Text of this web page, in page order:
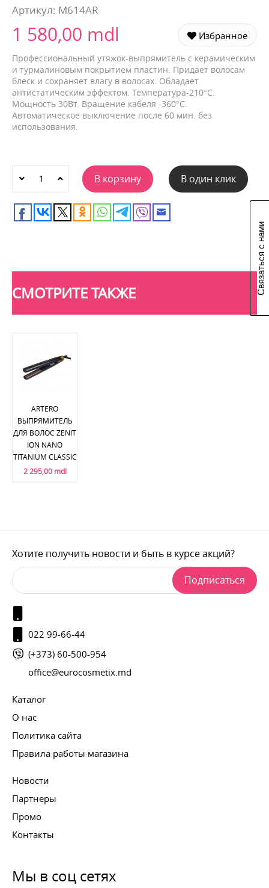
Связаться с нами
Артикул: M614AR
1 580,00 mdl Избранное
Профессиональный утяжок-выпрямитель с керамическим
и турмалиновым покрытием пластин. Придает волосам
блеск и сохраняет влагу в волосах. Обладает
антистатическим эффектом. Температура-210°С.
Мощность 30Вт. Вращение кабеля -360°С.
Автоматическое выключение после 60 мин. без
использования.
В корзину В один клик
СМОТРИТЕ ТАКЖЕ
ARTERO
ВЫПРЯМИТЕЛЬ
ДЛЯ ВОЛОС ZENIT
ION NANO
TITANIUM CLASSIC
2 295,00 mdl
Хотите получить новости и быть в курсе акций?
Подписаться
022 99-66-44
(+373) 60-500-954
office@eurocosmetix.md
Каталог
О нас
Политика сайта
Правила работы магазина
Новости
Партнеры
Промо
Контакты
Мы в соц сетях